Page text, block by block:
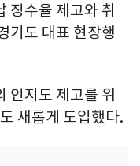
징수율 제고와 취
기도 대표 현장행
인지도 제고를 위
새롭게 도입했다.